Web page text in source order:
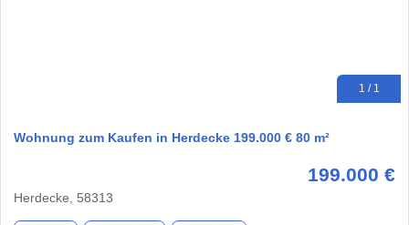
1 / 1
Wohnung zum Kaufen in Herdecke 199.000 € 80 m²
199.000 €
Herdecke, 58313